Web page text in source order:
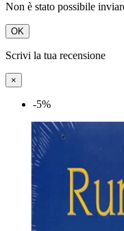
Non è stato possibile
OK
Scrivi la tua recensione
×
-5%